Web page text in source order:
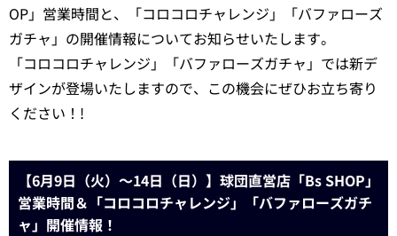
OP」営業時間と、「コロコロチャレンジ」「バファローズ
ガチャ」の開催情報についてお知らせいたします。
「コロコロチャレンジ」「バファローズガチャ」では新デ
ザインが登場いたしますので、この機会にぜひお立ち寄り
ください！!
【6月9日（火）～14日（日）】球団直営店「Bs SHOP」
営業時間＆「コロコロチャレンジ」「バファローズガチ
ャ」開催情報！